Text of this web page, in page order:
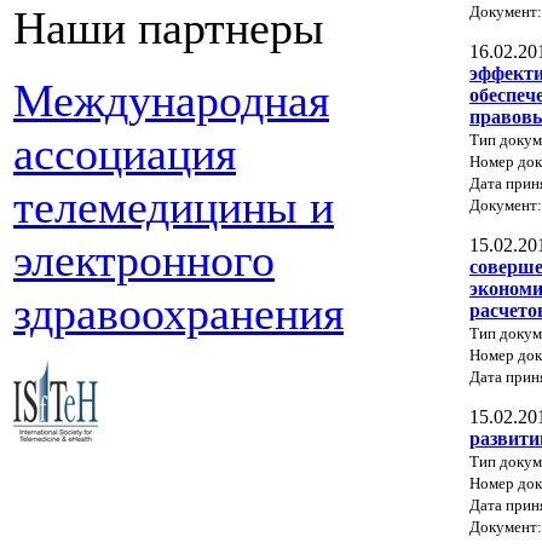
Наши партнеры
Международная
ассоциация
телемедицины и
электронного
здравоохранения
Тип
Номер
Дата
Тип
Номер
Дата
Тип
Номер
Дата